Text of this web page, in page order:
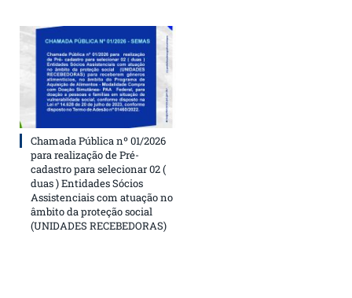
Chamada Pública nº 01/2026
para realização de Pré-
cadastro para selecionar 02 (
duas ) Entidades Sócios
Assistenciais com atuação no
âmbito da proteção social
(UNIDADES RECEBEDORAS)